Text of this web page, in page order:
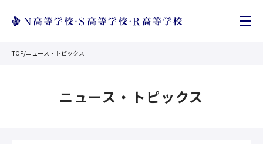
TOP/ニュース・トピックス
ニュース・トピックス